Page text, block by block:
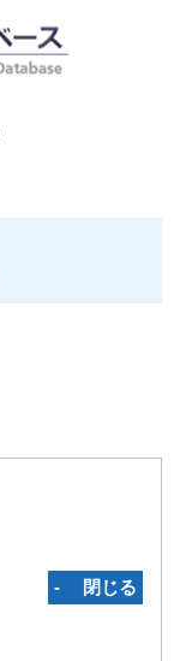
‐ 閉じる